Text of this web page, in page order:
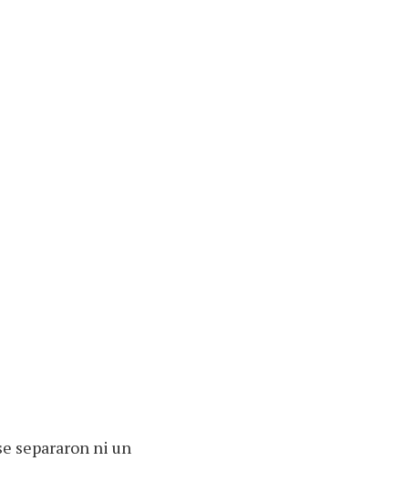
separaron ni un